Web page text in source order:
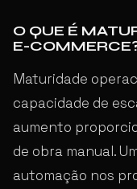
O QUE É
E-
Maturidade
capacidade de
aumento
de obra manual.
automação nos